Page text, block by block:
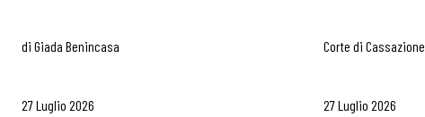
di Giada Benincasa
27 Luglio 2026
Corte di Cassazione
27 Luglio 2026